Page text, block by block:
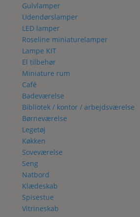
Gulvlamper
Udendørslamper
LED lamper
Roseline miniaturelamper
Lampe KIT
El tilbehør
Miniature rum
Café
Badeværelse
Bibliotek / kontor / arbejdsværelse
Børneværelse
Legetøj
Køkken
Soveværelse
Seng
Natbord
Klædeskab
Spisestue
Vitrineskab